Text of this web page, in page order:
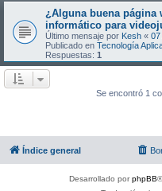
¿Alguna buena página
informático para
Último mensaje por Kesh « 07
Publicado en Tecnología
Respuestas: 1
Se encontró 1
Índice general
Desarrollado porphpBB